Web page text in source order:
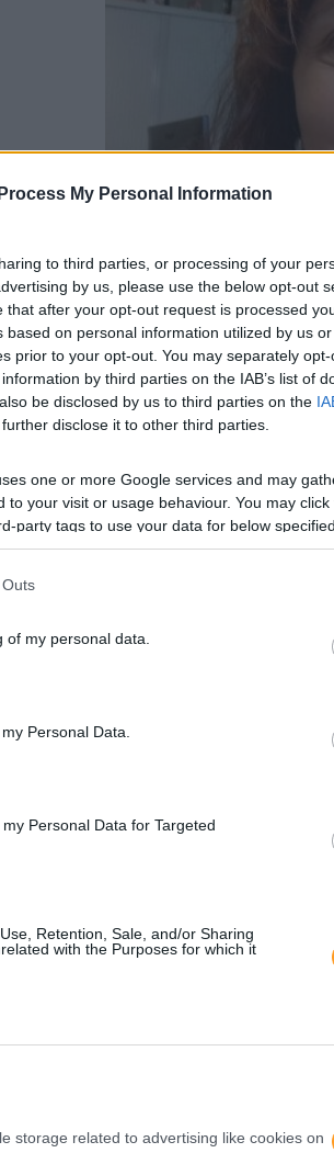
My Personal Information
to third parties, or processing of your
by us, please use the below opt-out
after your opt-out request is processed
on personal information utilized by us
prior to your opt-out. You may separately
by third parties on the IAB’s list of
be disclosed by us to third parties on the
disclose it to other third parties.
one or more Google services and may
to your visit or usage behaviour. You may
party tags to use your data for below
my personal data.
Personal Data.
Personal Data for Targeted
Retention, Sale, and/or Sharing
with the Purposes for which it
storage related to advertising like cookies on
de
7 PERGUNTAS / 7
RESPONSÁVEL DE
1 – Qual o sucesso de que
profissional que me
tem que enfrentar hoje?
LEIA MAIS
ao
sol
7 PERGUNTAS / 7
1 – Qual o sucesso de que
equipa muito coesa e muito
LEIA MAIS